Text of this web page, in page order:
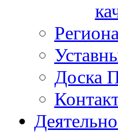
Доска